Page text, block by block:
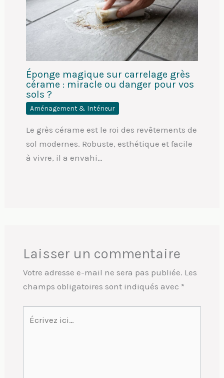
Éponge magique sur carrelage grès
cérame : miracle ou danger pour vos
sols ?
Aménagement & Intérieur
Le grès cérame est le roi des revêtements de
sol modernes. Robuste, esthétique et facile
à vivre, il a envahi…
Laisser un commentaire
Votre adresse e-mail ne sera pas publiée. Les
champs obligatoires sont indiqués avec *